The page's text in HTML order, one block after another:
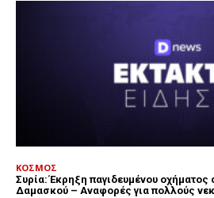
ΚΟΣΜΟΣ
Συρία: Έκρηξη παγιδευμένου οχήματος
Δαμασκού – Αναφορές για πολλούς